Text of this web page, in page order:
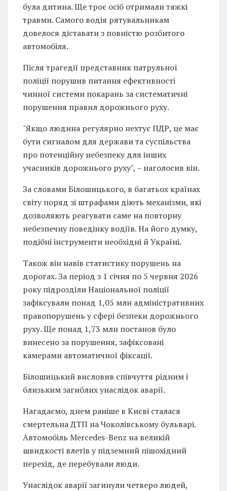
була дитина. Ще троє осіб отримали тяжкі
травми. Самого водія рятувальникам
довелося діставати з повністю розбитого
автомобіля.
Після трагедії представник патрульної
поліції порушив питання ефективності
чинної системи покарань за систематичні
порушення правил дорожнього руху.
"Якщо людина регулярно нехтує ПДР, це має
бути сигналом для держави та суспільства
про потенційну небезпеку для інших
учасників дорожнього руху", – наголосив він.
За словами Білошицького, в багатьох країнах
світу поряд зі штрафами діють механізми, які
дозволяють реагувати саме на повторну
небезпечну поведінку водіїв. На його думку,
подібні інструменти необхідні й Україні.
Також він навів статистику порушень на
дорогах. За період з 1 січня по 5 червня 2026
року підрозділи Національної поліції
зафіксували понад 1,05 млн адміністративних
правопорушень у сфері безпеки дорожнього
руху. Ще понад 1,73 млн постанов було
винесено за порушення, зафіксовані
камерами автоматичної фіксації.
Білошицький висловив співчуття рідним і
близьким загиблих унаслідок аварії.
Нагадаємо, днем раніше в Києві сталася
смертельна ДТП на Чоколівському бульварі.
Автомобіль Mercedes-Benz на великій
швидкості влетів у підземний пішохідний
перехід, де перебували люди.
Унаслідок аварії загинули четверо людей,